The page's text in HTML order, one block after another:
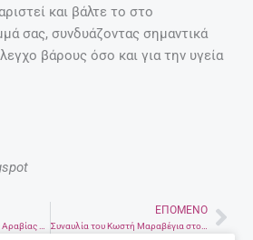
και βάλτε το στο
σας, συνδυάζοντας σημαντικά
βάρους όσο και για την υγεία
ΕΠΌΜΕΝΟ
Συναυλία του Κωστή Μαραβέγια στο Ηράκλειο με παλιά και νέα τραγούδια